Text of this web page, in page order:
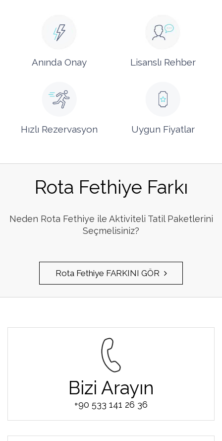
Anında Onay Lisanslı Rehber
Hızlı Rezervasyon Uygun Fiyatlar
Rota Fethiye Farkı
Neden Rota Fethiye ile Aktiviteli Tatil Paketlerini
Seçmelisiniz?
Rota Fethiye FARKINI GÖR
Bizi Arayın
+90 533 141 26 36